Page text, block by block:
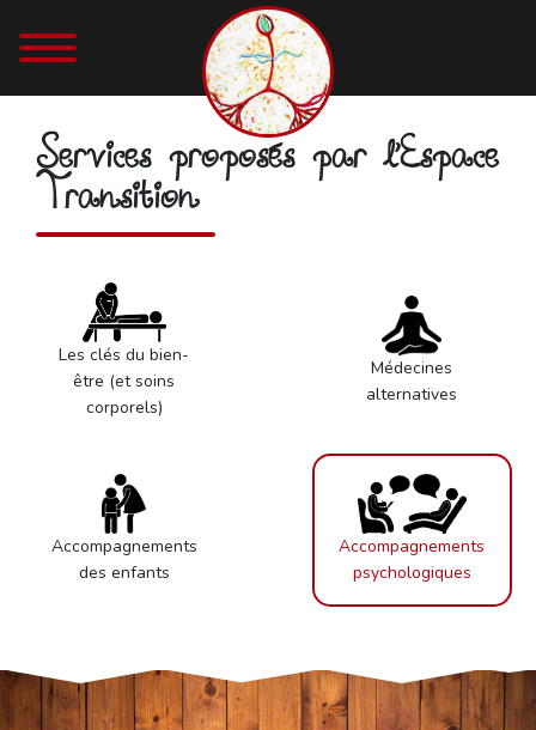
Services proposés par l'Espace
Transition
Les clés du bien-
être (et soins
corporels)
Médecines
alternatives
Accompagnements
des enfants
Accompagnements
psychologiques